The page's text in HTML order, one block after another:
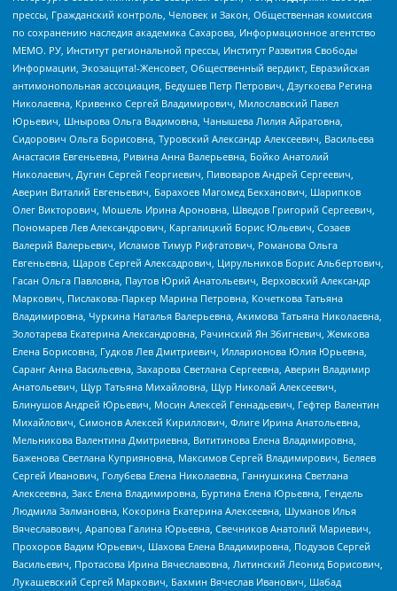
прессы, Гражданский контроль, Человек и Закон, Общественная комиссия
по сохранению наследия академика Сахарова, Информационное агентство
МЕМО. РУ, Институт региональной прессы, Институт Развития Свободы
Информации, Экозащита!-Женсовет, Общественный вердикт, Евразийская
антимонопольная ассоциация, Бедушев Петр Петрович, Дзугкоева Регина
Николаевна, Кривенко Сергей Владимирович, Милославский Павел
Юрьевич, Шнырова Ольга Вадимовна, Чанышева Лилия Айратовна,
Сидорович Ольга Борисовна, Туровский Александр Алексеевич, Васильева
Анастасия Евгеньевна, Ривина Анна Валерьевна, Бойко Анатолий
Николаевич, Дугин Сергей Георгиевич, Пивоваров Андрей Сергеевич,
Аверин Виталий Евгеньевич, Барахоев Магомед Бекханович, Шарипков
Олег Викторович, Мошель Ирина Ароновна, Шведов Григорий Сергеевич,
Пономарев Лев Александрович, Каргалицкий Борис Юльевич, Созаев
Валерий Валерьевич, Исламов Тимур Рифгатович, Романова Ольга
Евгеньевна, Щаров Сергей Алексадрович, Цирульников Борис Альбертович,
Гасан Ольга Павловна, Паутов Юрий Анатольевич, Верховский Александр
Маркович, Пислакова-Паркер Марина Петровна, Кочеткова Татьяна
Владимировна, Чуркина Наталья Валерьевна, Акимова Татьяна Николаевна,
Золотарева Екатерина Александровна, Рачинский Ян Збигневич, Жемкова
Елена Борисовна, Гудков Лев Дмитриевич, Илларионова Юлия Юрьевна,
Саранг Анна Васильевна, Захарова Светлана Сергеевна, Аверин Владимир
Анатольевич, Щур Татьяна Михайловна, Щур Николай Алексеевич,
Блинушов Андрей Юрьевич, Мосин Алексей Геннадьевич, Гефтер Валентин
Михайлович, Симонов Алексей Кириллович, Флиге Ирина Анатольевна,
Мельникова Валентина Дмитриевна, Вититинова Елена Владимировна,
Баженова Светлана Куприяновна, Максимов Сергей Владимирович, Беляев
Сергей Иванович, Голубева Елена Николаевна, Ганнушкина Светлана
Алексеевна, Закс Елена Владимировна, Буртина Елена Юрьевна, Гендель
Людмила Залмановна, Кокорина Екатерина Алексеевна, Шуманов Илья
Вячеславович, Арапова Галина Юрьевна, Свечников Анатолий Мариевич,
Прохоров Вадим Юрьевич, Шахова Елена Владимировна, Подузов Сергей
Васильевич, Протасова Ирина Вячеславовна, Литинский Леонид Борисович,
Лукашевский Сергей Маркович, Бахмин Вячеслав Иванович, Шабад